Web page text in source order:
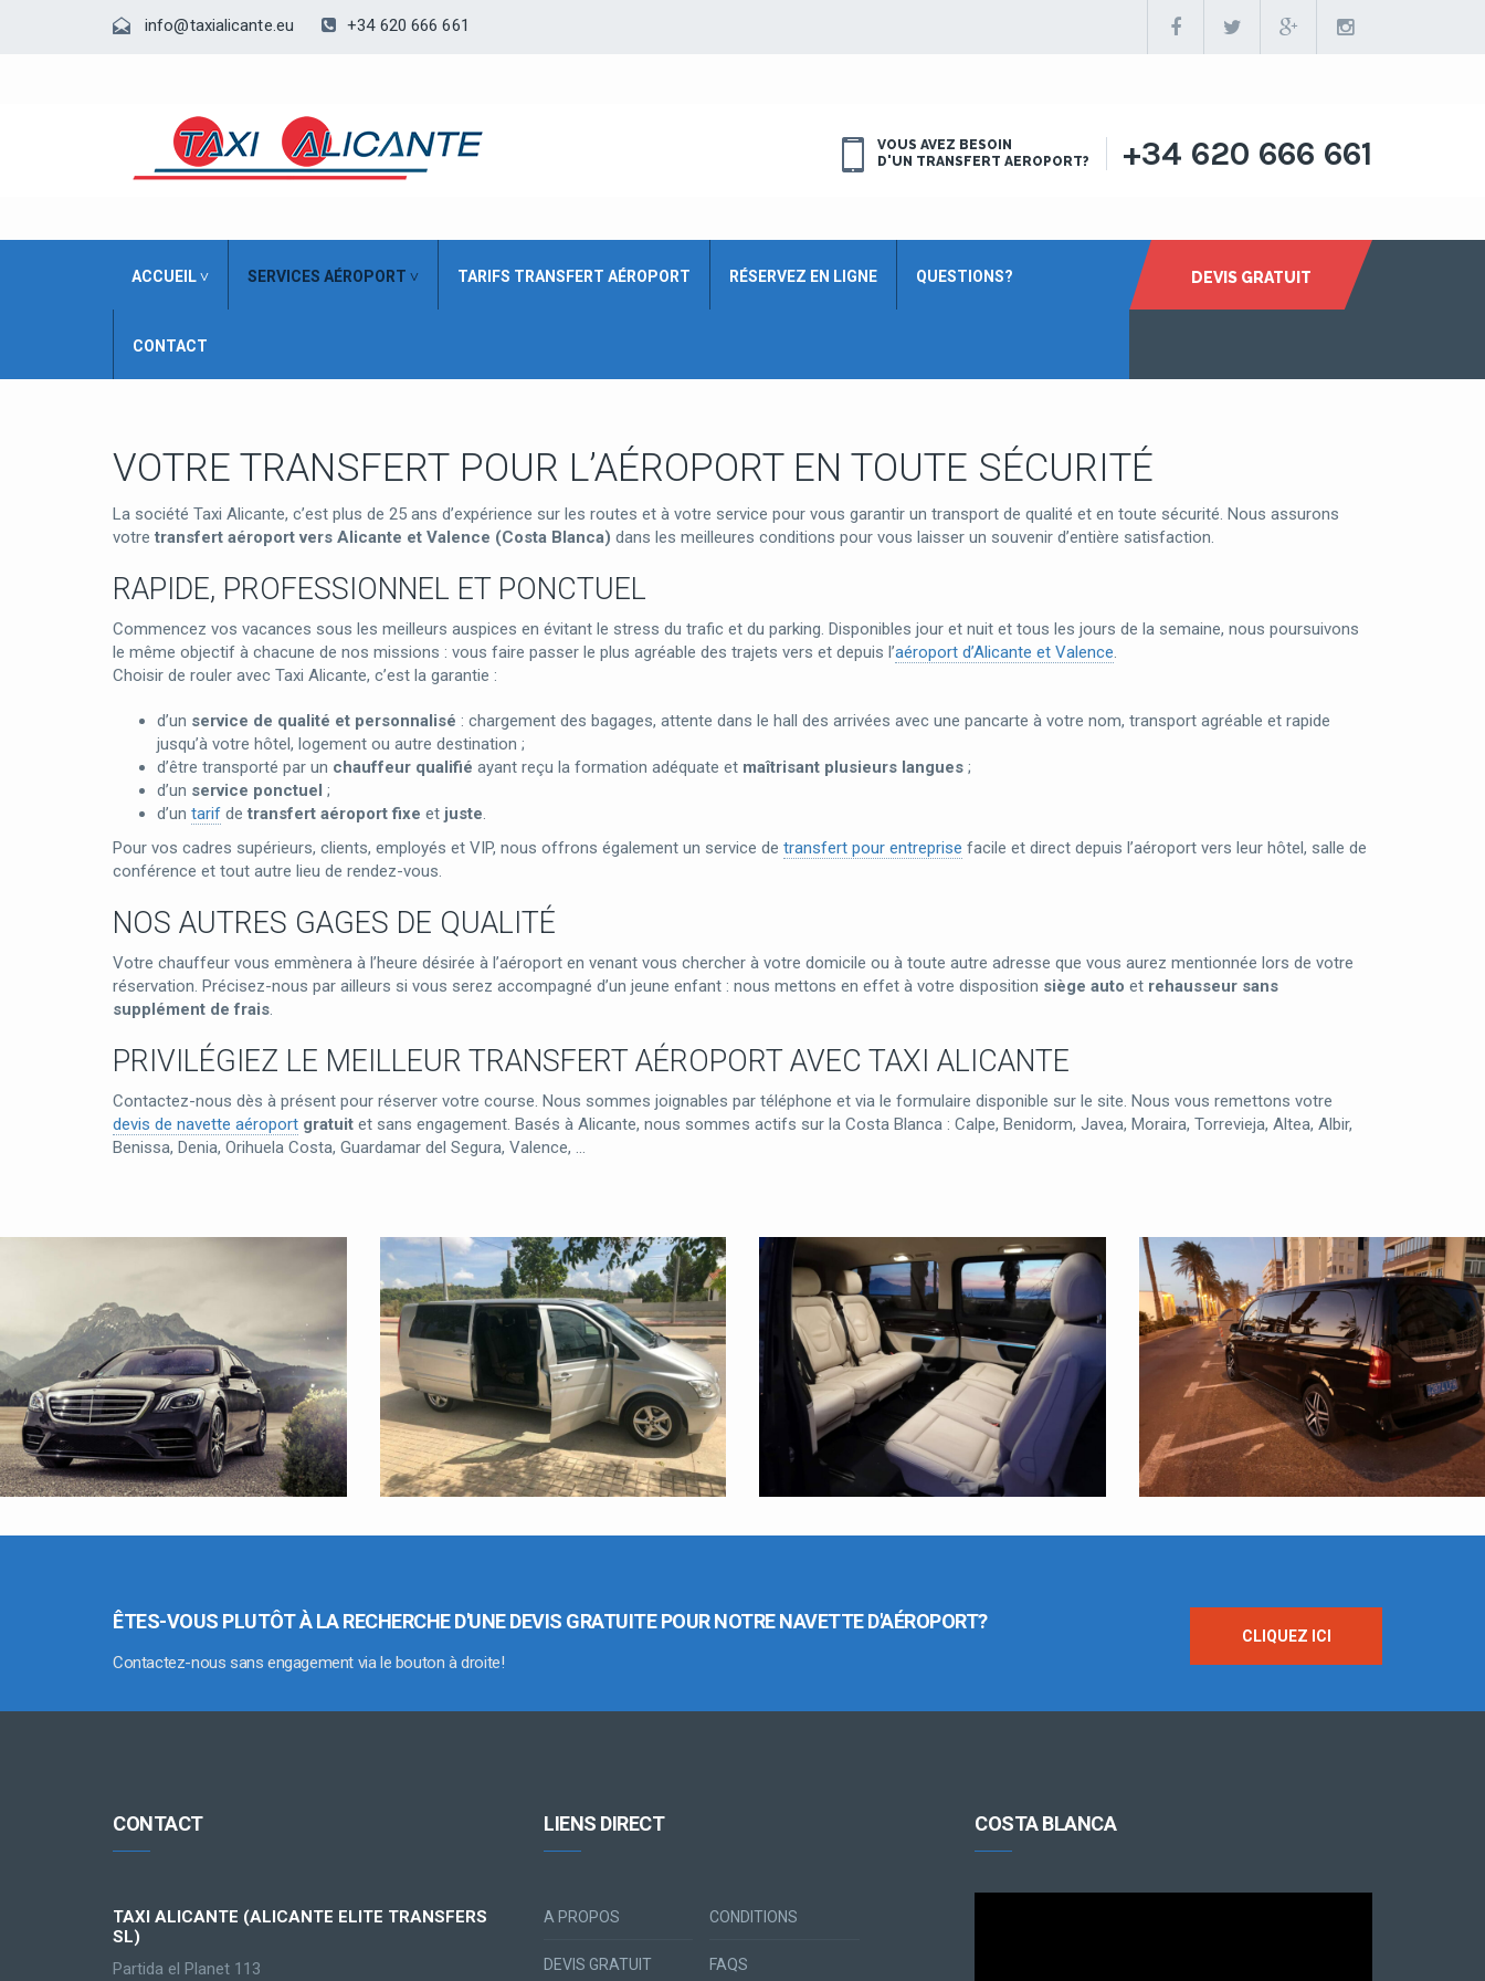
info@taxialicante.eu +34 620 666 661
VOUS AVEZ BESOIN
D'UN TRANSFERT AEROPORT?
+34 620 666 661
ACCUEIL ˅ SERVICES AÉROPORT ˅ TARIFS TRANSFERT AÉROPORT RÉSERVEZ EN LIGNE QUESTIONS?
CONTACT
DEVIS GRATUIT
VOTRE TRANSFERT POUR L’AÉROPORT EN TOUTE SÉCURITÉ
La société Taxi Alicante, c’est plus de 25 ans d’expérience sur les routes et à votre service pour vous garantir un transport de qualité et en toute sécurité. Nous assurons
votre transfert aéroport vers Alicante et Valence (Costa Blanca) dans les meilleures conditions pour vous laisser un souvenir d’entière satisfaction.
RAPIDE, PROFESSIONNEL ET PONCTUEL
Commencez vos vacances sous les meilleurs auspices en évitant le stress du trafic et du parking. Disponibles jour et nuit et tous les jours de la semaine, nous poursuivons
le même objectif à chacune de nos missions : vous faire passer le plus agréable des trajets vers et depuis l’aéroport d’Alicante et Valence.
Choisir de rouler avec Taxi Alicante, c’est la garantie :
d’un service de qualité et personnalisé : chargement des bagages, attente dans le hall des arrivées avec une pancarte à votre nom, transport agréable et rapide
jusqu’à votre hôtel, logement ou autre destination ;
d’être transporté par un chauffeur qualifié ayant reçu la formation adéquate et maîtrisant plusieurs langues ;
d’un service ponctuel ;
d’un tarif de transfert aéroportfixe et juste.
Pour vos cadres supérieurs, clients, employés et VIP, nous offrons également un service de transfert pour entreprise facile et direct depuis l’aéroport vers leur hôtel, salle de
conférence et tout autre lieu de rendez-vous.
NOS AUTRES GAGES DE QUALITÉ
Votre chauffeur vous emmènera à l’heure désirée à l’aéroport en venant vous chercher à votre domicile ou à toute autre adresse que vous aurez mentionnée lors de votre
réservation. Précisez-nous par ailleurs si vous serez accompagné d’un jeune enfant : nous mettons en effet à votre disposition siège auto et rehausseur sans
supplément de frais.
PRIVILÉGIEZ LE MEILLEUR TRANSFERT AÉROPORT AVEC TAXI ALICANTE
Contactez-nous dès à présent pour réserver votre course. Nous sommes joignables par téléphone et via le formulaire disponible sur le site. Nous vous remettons votre
devis de navette aéroport gratuit et sans engagement. Basés à Alicante, nous sommes actifs sur la Costa Blanca : Calpe, Benidorm, Javea, Moraira, Torrevieja, Altea, Albir,
Benissa, Denia, Orihuela Costa, Guardamar del Segura, Valence, …
ÊTES-VOUS PLUTÔT À LA RECHERCHE D'UNE DEVIS GRATUITE POUR NOTRE NAVETTE D'AÉROPORT?
Contactez-nous sans engagement via le bouton à droite!
CLIQUEZ ICI
CONTACT
TAXI ALICANTE (ALICANTE ELITE TRANSFERS
SL)
Partida el Planet 113
LIENS DIRECT
A PROPOS CONDITIONS
DEVIS GRATUIT FAQS
COSTA BLANCA